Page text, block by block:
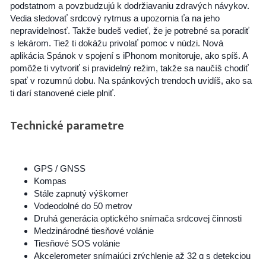
podstatnom a povzbudzujú k dodržiavaniu zdravých návykov.
Vedia sledovať srdcový rytmus a upozornia ťa na jeho
nepravidelnosť. Takže budeš vedieť, že je potrebné sa poradiť
s lekárom. Tiež ti dokážu privolať pomoc v núdzi. Nová
aplikácia Spánok v spojení s iPhonom monitoruje, ako spíš. A
pomôže ti vytvoriť si pravidelný režim, takže sa naučíš chodiť
spať v rozumnú dobu. Na spánkových trendoch uvidíš, ako sa
ti darí stanovené ciele plniť.
Technické parametre
GPS / GNSS
Kompas
Stále zapnutý výškomer
Vodeodolné do 50 metrov
Druhá generácia optického snímača srdcovej činnosti
Medzinárodné tiesňové volánie
Tiesňové SOS volánie
Akcelerometer snímajúci zrýchlenie až 32 g s detekciou